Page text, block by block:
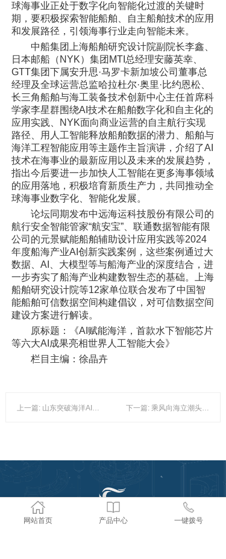
球海事业正处于数字化向智能化过渡的关键时
期，要积极探索智能船舶、自主船舶技术的应用
和发展路径，引领海事行业走向智能未来。
中船集团上海船舶研究设计院副院长李鑫、
日本邮船（NYK）集团MTI总经理安藤英幸、
GTT集团下属安升思·马罗卡新加坡公司董事总
经理及全球运营总监哈拉杜尔·奥里·比约恩松、
长三角船舶与海工装备技术创新中心主任首席科
学家李星群围绕AI技术在船舶数字化和自主化的
应用实践、NYK面向商业运营的自主航行实现
路径、用人工智能释放船舶数据的潜力、船舶与
海洋工程智能应用等主题作主旨演讲，介绍了AI
技术在海事业的最新应用以及未来的发展趋势，
指出今后要进一步加快人工智能在更多海事领域
的应用落地，积极培育新质生产力，共同推动全
球海事业数字化、智能化发展。
论坛同期发布中远海运科技股份有限公司的
航行安全智能管家“航安宝”、联通数据智能有限
公司的元景赋能船舶辅助设计应用实践等2024
年度船海产业AI创新实践案例，这些案例通过大
数据、AI、大模型等与船海产业的深度结合，进
一步夯实了船海产业构建数智生态的基础。上海
船舶研究设计院等12家单位联合发布了中国智
能船舶可信数据空间构建倡议，对可信数据空间
建设方案进行解读。
原标题：《AI赋能海洋，首款水下智能芯片
等六大AI成果亮相世界人工智能大会》
栏目主编：徐晶卉
上一篇: 山东突破海洋AI核心科技，“90秒预知全球海况”赋能透明海洋 下一篇: 乘风向海立潮头——山东奋力打造现代海洋经济发展高地
网站首页 产品中心 一键拨号